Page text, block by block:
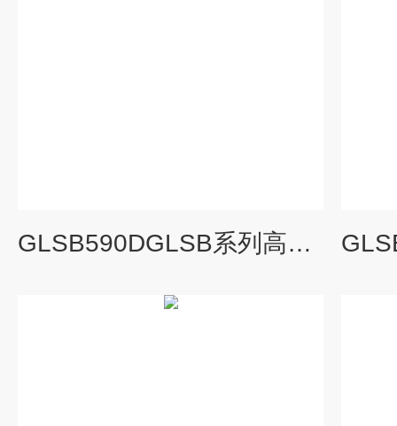
GLSB590DGLSB系列高温螺杆式冷水机组